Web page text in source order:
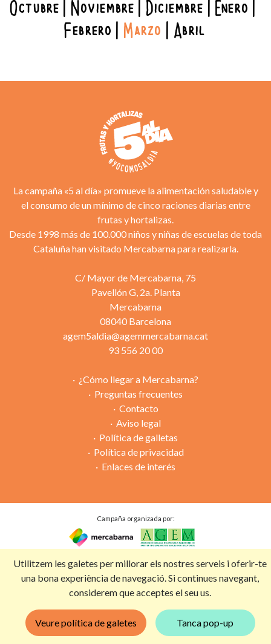
Octubre Noviembre Diciembre Enero
Febrero Marzo Abril
Utilitzem les galetes per millorar els nostres serveis i oferir-te
una bona experiència de navegació. Si continues navegant,
considerem que acceptes el seu us.
Veure política de galetes Tanca pop-up
La campaña «5 al día» promueve la alimentación saludable y
el consumo de un mínimo de cinco raciones diarias entre
frutas y hortalizas.
Desde 1998 más de 100.000 niños y niñas de escuelas de toda
Cataluña han visitado Mercabarna para realizarla.
C/ Mayor de Mercabarna, 75
Pavellón G, 2a. Planta
Mercabarna
08040 Barcelona
agem5aldia@agemmercabarna.cat
93 556 20 00
¿Cómo llegar a Mercabarna?
Preguntas frecuentes
Contacto
Aviso legal
Política de galletas
Política de privacidad
Enlaces de interés
Campaña organizada por: